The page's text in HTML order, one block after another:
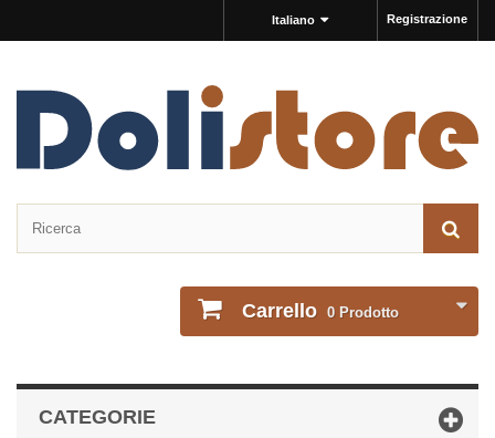
Registrazione
Italiano
Carrello 0 Prodotto
CATEGORIE